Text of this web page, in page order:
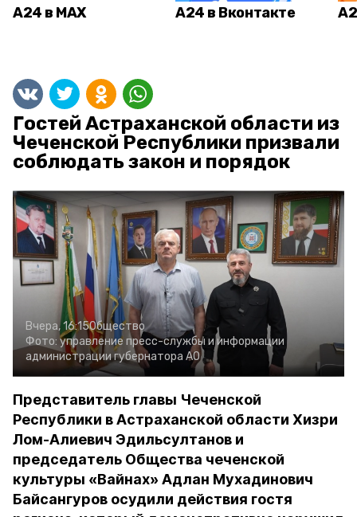
А24 в MAX А24 в Вконтакте
Гостей Астраханской области из
Чеченской Республики призвали
соблюдать закон и порядок
Вчера, 16:15Общество
Фото: управление пресс-службы и информации
администрации губернатора АО
Представитель главы Чеченской
Республики в Астраханской области Хизри
Лом-Алиевич Эдильсултанов и
председатель Общества чеченской
культуры «Вайнах» Адлан Мухадинович
Байсангуров осудили действия гостя